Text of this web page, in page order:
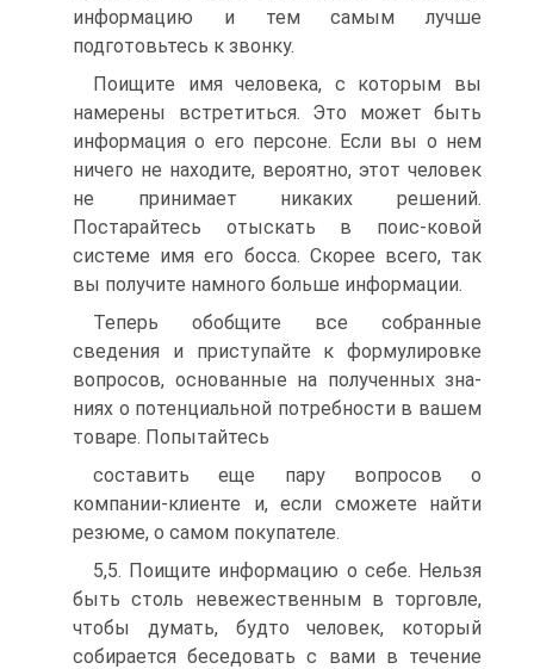
информацию и тем самым лучше
подготовьтесь к звонку.
Поищите имя человека, с которым вы
намерены встретиться. Это может быть
информация о его персоне. Если вы о нем
ничего не находите, вероятно, этот человек
не принимает никаких решений.
Постарайтесь отыскать в поис-ковой
системе имя его босса. Скорее всего, так
вы получите намного больше информации.
Теперь обобщите все собранные
сведения и приступайте к формулировке
вопросов, основанные на полученных зна-
ниях о потенциальной потребности в вашем
товаре. Попытайтесь
составить еще пару вопросов о
компании-клиенте и, если сможете найти
резюме, о самом покупателе.
5,5. Поищите информацию о себе. Нельзя
быть столь невежественным в торговле,
чтобы думать, будто человек, который
собирается беседовать с вами в течение